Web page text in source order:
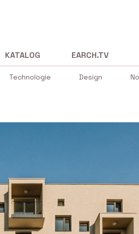
Technologie Design
KATALOG EARCH.TV